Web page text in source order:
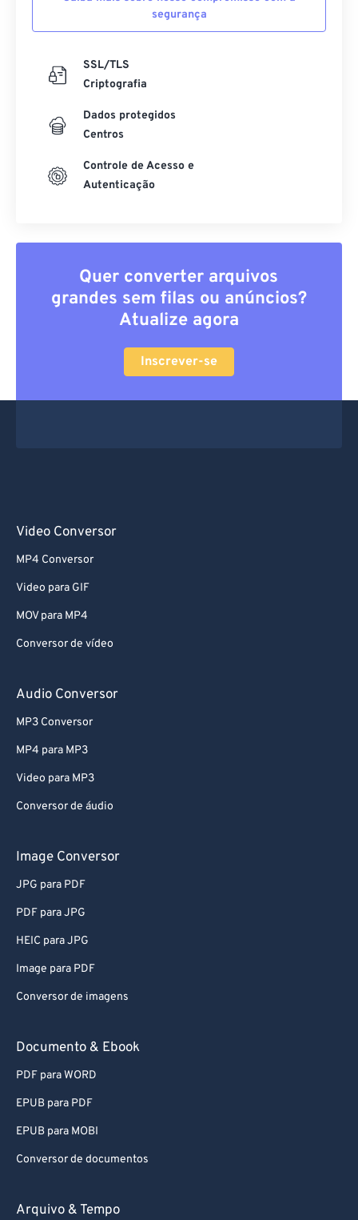
segurança
SSL/TLS
Criptografia
Dados protegidos
Centros
Controle de Acesso e
Autenticação
Quer converter arquivos
grandes sem filas ou anúncios?
Atualize agora
Inscrever-se
Video Conversor
MP4 Conversor
Video para GIF
MOV para MP4
Conversor de vídeo
Audio Conversor
MP3 Conversor
MP4 para MP3
Video para MP3
Conversor de áudio
Image Conversor
JPG para PDF
PDF para JPG
HEIC para JPG
Image para PDF
Conversor de imagens
Documento & Ebook
PDF para WORD
EPUB para PDF
EPUB para MOBI
Conversor de documentos
Arquivo & Tempo